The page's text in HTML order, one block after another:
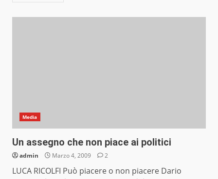
Media
Un assegno che non piace ai politici
admin Marzo 4, 2009 2
LUCA RICOLFI Può piacere o non piacere Dario